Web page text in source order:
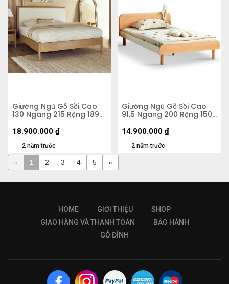
Giường Ngủ Gỗ Sồi Cao
130 Ngang 215 Rộng 189
(cm)
2 năm trước
18.900.000 ₫
Giường Ngủ Gỗ Sồi Cao
91,5 Ngang 200 Rộng 150
(cm)
2 năm trước
14.900.000 ₫
« 1 2 3 4 5 »
HOME GIỚI THIỆU
SHOP
GIAO HÀNG VÀ THANH TOÁN
BẢO HÀNH
GỖ ĐỈNH